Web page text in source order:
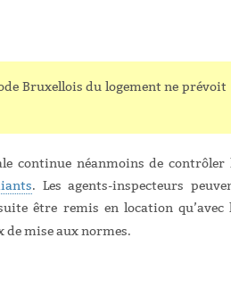
Bruxellois du logement ne prévoit
continue néanmoins de contrôler
. Les agents-inspecteurs
être remis en location qu’avec
mise aux normes.